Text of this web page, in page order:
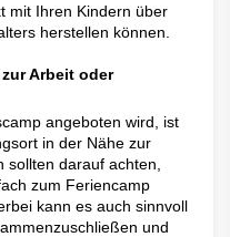
mit Ihren Kindern über
herstellen können.
Arbeit oder
angeboten wird, ist
in der Nähe zur
darauf achten,
zum Feriencamp
kann es auch sinnvoll
und